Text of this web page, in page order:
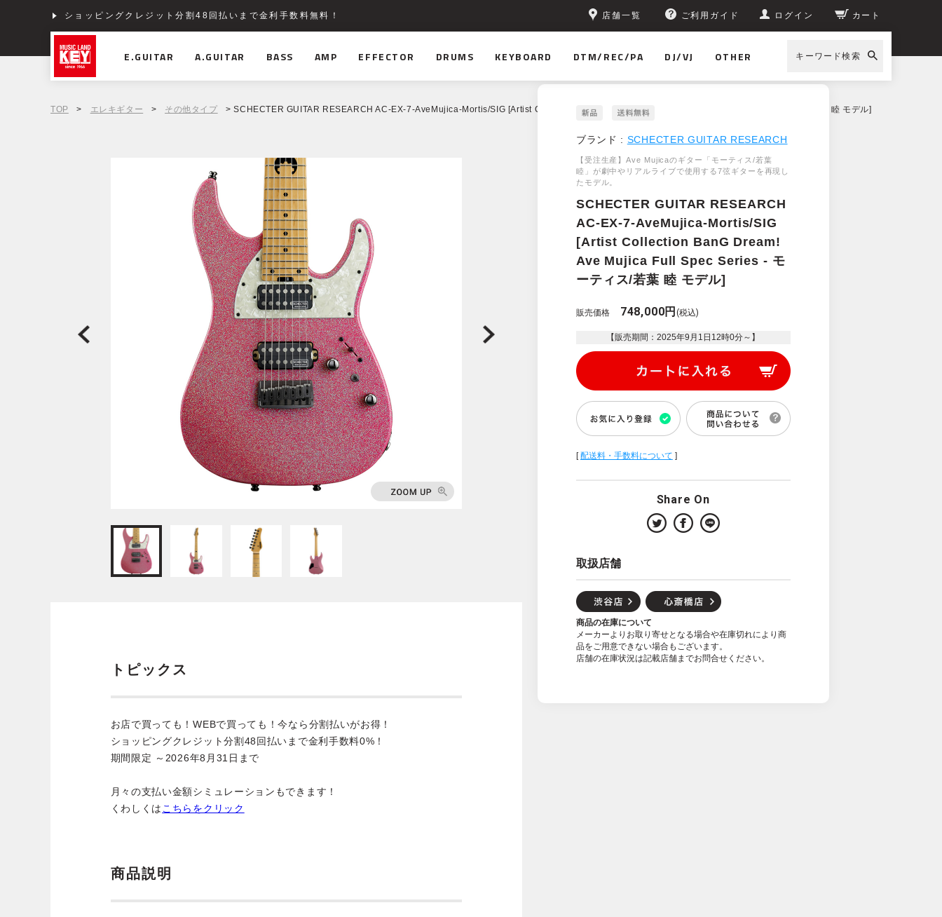
ショッピングクレジット分割48回払いまで金利手数料無料！ 店舗一覧 ご利用ガイド ログイン カート
E.GUITAR A.GUITAR BASS AMP EFFECTOR DRUMS KEYBOARD DTM/REC/PA DJ/VJ OTHER キーワード検索
TOP > エレキギター > その他タイプ > SCHECTER GUITAR RESEARCH AC-EX-7-AveMujica-Mortis/SIG [Artist Collection BanG Dream! Ave Mujica Full Spec Series - モーティス/若葉 睦 モデル]
ブランド : SCHECTER GUITAR RESEARCH
【受注生産】Ave Mujicaのギター「モーティス/若葉
睦」が劇中やリアルライブで使用する7弦ギターを再現し
たモデル。
SCHECTER GUITAR RESEARCH
AC-EX-7-AveMujica-Mortis/SIG
[Artist Collection BanG Dream!
Ave Mujica Full Spec Series - モ
ーティス/若葉 睦 モデル]
販売価格 748,000円(税込)
【販売期間：2025年9月1日12時0分～】
[配送料・手数料について ]
Share On
取扱店舗
商品の在庫について
メーカーよりお取り寄せとなる場合や在庫切れにより商
品をご用意できない場合もございます。
店舗の在庫状況は記載店舗までお問合せください。
トピックス
お店で買っても！WEBで買っても！今なら分割払いがお得！
ショッピングクレジット分割48回払いまで金利手数料0%！
期間限定 ～2026年8月31日まで
月々の支払い金額シミュレーションもできます！
くわしくは こちらをクリック
商品説明